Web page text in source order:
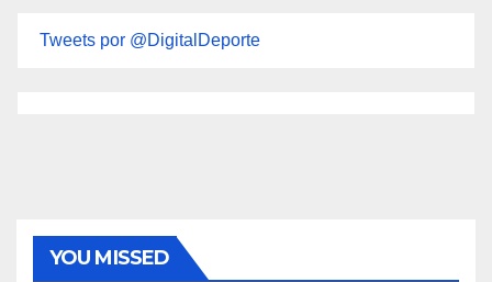
Tweets por @DigitalDeporte
YOU MISSED